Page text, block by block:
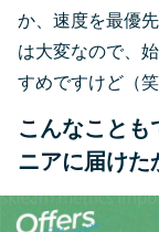
か、速度を最優
は大変なので、
すめですけど（笑
こんなこと
ニアに届けた